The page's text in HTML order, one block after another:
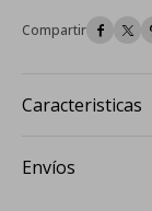
 
Caracteristicas
Envíos